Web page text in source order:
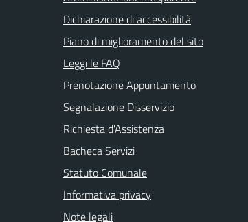
Dichiarazione di accessibilità
Piano di miglioramento del sito
Leggi le FAQ
Prenotazione Appuntamento
Segnalazione Disservizio
Richiesta d'Assistenza
Bacheca Servizi
Statuto Comunale
Informativa privacy
Note legali